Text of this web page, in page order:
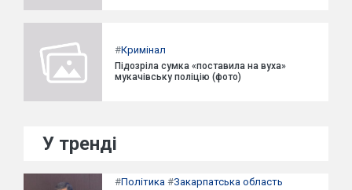
#Кримінал
Підозріла сумка «поставила на вуха»
мукачівську поліцію (фото)
У тренді
#Політика #Закарпатська область